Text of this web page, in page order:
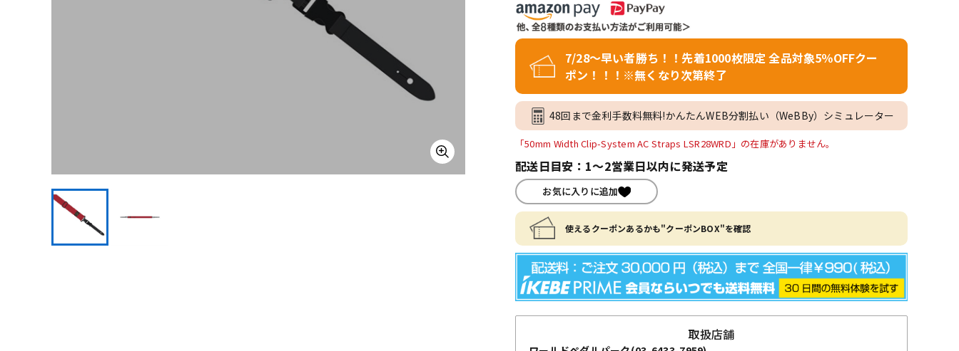
7/28～早い者勝ち！！先着1000枚限定 全品対象5％OFFクー
ポン！！！※無くなり次第終了
48回まで金利手数料無料!かんたんWEB分割払い（WeBBy）シミュレーター
「50mm Width Clip-System AC Straps LSR28WRD」の在庫がありません。
配送日目安：1～2営業日以内に発送予定
お気に入りに追加
使えるクーポンあるかも"クーポンBOX"を確認
取扱店舗